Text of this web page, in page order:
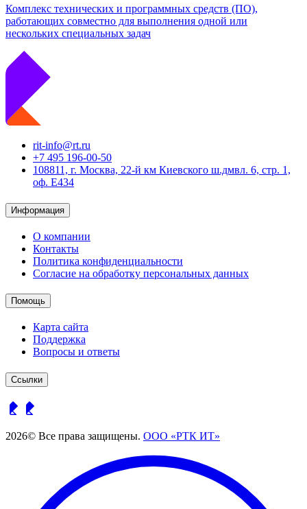
Комплекс технических и программных средств (ПО),
работающих совместно для выполнения одной или
нескольких специальных задач
rit-info@rt.ru
+7 495 196-00-50
108811, г. Москва, 22-й км Киевского ш.дмвл. 6, стр. 1,
оф. Е434
Информация
О компании
Контакты
Политика конфиденциальности
Согласие на обработку персональных данных
Помощь
Карта сайта
Поддержка
Вопросы и ответы
Ссылки
2026© Все права защищены. ООО «РТК ИТ»